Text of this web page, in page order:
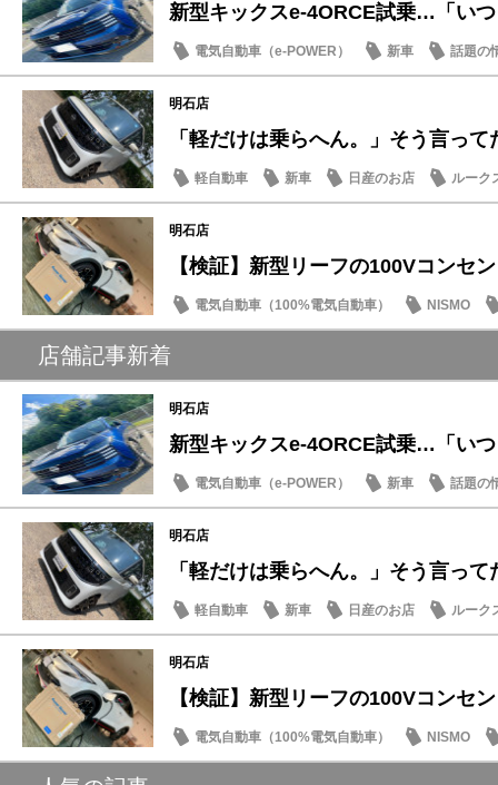
新型キックスe-4ORCE試乗…「い
電気自動車（e-POWER） 新車 話題の
明石店
「軽だけは乗らへん。」そう言っ
軽自動車 新車 日産のお店 ルーク
明石店
【検証】新型リーフの100Vコンセ
電気自動車（100%電気自動車）
NISMO
SDGs
店舗記事新着
明石店
新型キックスe-4ORCE試乗…「い
電気自動車（e-POWER） 新車 話題の
明石店
「軽だけは乗らへん。」そう言っ
軽自動車 新車 日産のお店 ルーク
明石店
【検証】新型リーフの100Vコンセ
電気自動車（100%電気自動車）
NISMO
SDGs